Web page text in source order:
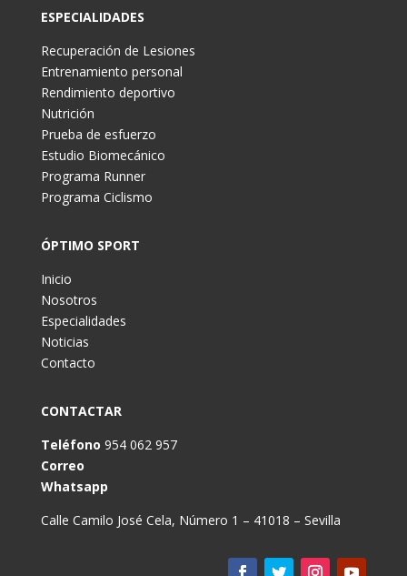
ESPECIALIDADES
Recuperación de Lesiones
Entrenamiento personal
Rendimiento deportivo
Nutrición
Prueba de esfuerzo
Estudio Biomecánico
Programa Runner
Programa Ciclismo
ÓPTIMO SPORT
Inicio
Nosotros
Especialidades
Noticias
Contacto
CONTACTAR
Teléfono 954 062 957
Correo
Whatsapp
Calle Camilo José Cela, Número 1 – 41018 – Sevilla